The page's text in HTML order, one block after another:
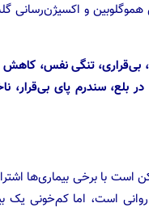
و اکسیژن‌رسانی
بی‌قراری، تنگی نفس،
بلع، سندرم پای بی‌قرار،
با برخی بیماری‌ها
است، اما کم‌خونی یک